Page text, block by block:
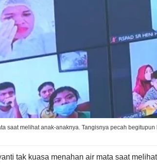
saat melihat anak-anaknya. Tangisnya pecah
tak kuasa menahan air mata saat